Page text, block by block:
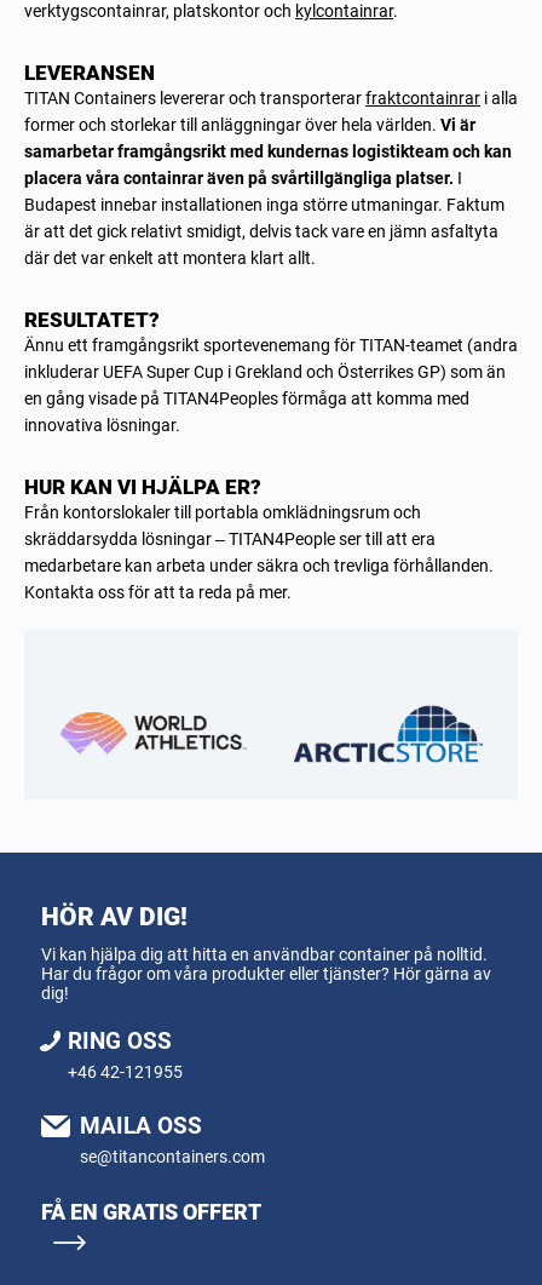
verktygscontainrar, platskontor och kylcontainrar.
LEVERANSEN
TITAN Containers levererar och transporterarfraktcontainrar i alla
former och storlekar till anläggningar över hela världen. Vi är
samarbetar framgångsrikt med kundernas logistikteam och kan
placera våra containrar även på svårtillgängliga platser. I
Budapest innebar installationen inga större utmaningar. Faktum
är att det gick relativt smidigt, delvis tack vare en jämn asfaltyta
där det var enkelt att montera klart allt.
RESULTATET?
Ännu ett framgångsrikt sportevenemang för TITAN-teamet (andra
inkluderar UEFA Super Cup i Grekland och Österrikes GP) som än
en gång visade på TITAN4Peoples förmåga att komma med
innovativa lösningar.
HUR KAN VI HJÄLPA ER?
Från kontorslokaler till portabla omklädningsrum och
skräddarsydda lösningar – TITAN4People ser till att era
medarbetare kan arbeta under säkra och trevliga förhållanden.
Kontakta oss för att ta reda på mer.
HÖR AV DIG!
Vi kan hjälpa dig att hitta en användbar container på nolltid.
Har du frågor om våra produkter eller tjänster? Hör gärna av
dig!
RING OSS
+46 42-121955
MAILA OSS
se@titancontainers.com
FÅ EN GRATIS OFFERT